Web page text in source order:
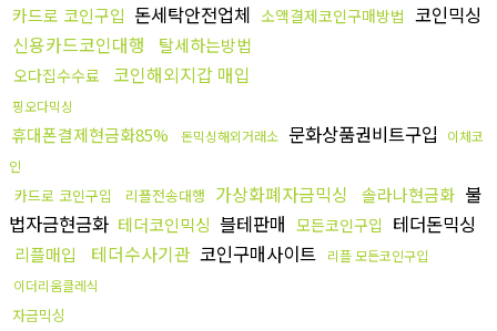
카드로 코인구입 돈세탁안전업체 소액결제코인구매방법 코인믹싱
신용카드코인대행
탈세하는방법
오다집수수료 코인해외지갑 매입
핑오다믹싱
휴대폰결제현금화85% 돈믹싱해외거래소 문화상품권비트구입
이체코
인
카드로 코인구입 리플전송대행 가상화폐자금믹싱 솔라나현금화 불
법자금현금화 테더코인믹싱 블테판매 모든코인구입 테더돈믹싱
리플매입 테더수사기관 코인구매사이트
리플 모든코인구입
이더리움클레식
자금믹싱